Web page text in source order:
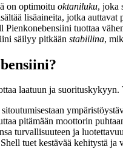
on optimoitu oktaniluku, joka
lisäaineita, jotka auttavat
Pienkonebensiini tuottaa
säilyy pitkään stabiilina,
laatuun ja suorituskykyyn.
pitämään moottorin
turvallisuuteen ja
tuet kestävää kehitystä ja